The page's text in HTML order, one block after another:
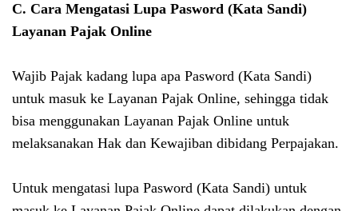
C. Cara Mengatasi Lupa Pasword (Kata Sandi)
Layanan Pajak Online
Wajib Pajak kadang lupa apa Pasword (Kata Sandi)
untuk masuk ke Layanan Pajak Online, sehingga tidak
bisa menggunakan Layanan Pajak Online untuk
melaksanakan Hak dan Kewajiban dibidang Perpajakan.
Untuk mengatasi lupa Pasword (Kata Sandi) untuk